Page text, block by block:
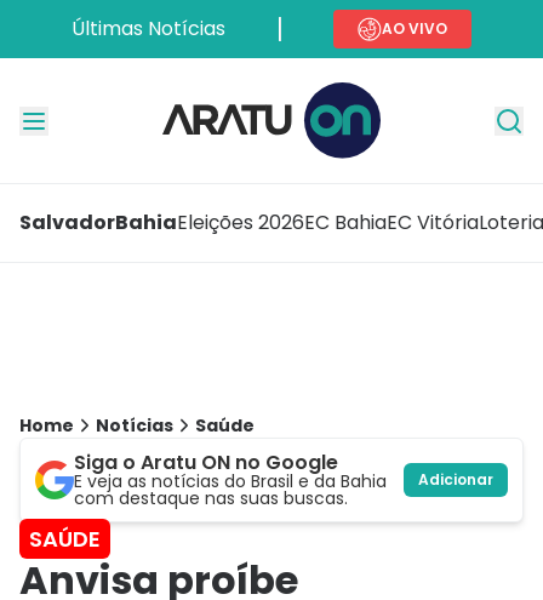
Últimas Notícias AO VIVO
SalvadorBahiaEleições 2026EC BahiaEC Vitória
Home Notícias Saúde
Siga o Aratu ON no Google
E veja as notícias do Brasil e da Bahia
com destaque nas suas buscas.
Adicionar
SAÚDE
Anvisa proíbe